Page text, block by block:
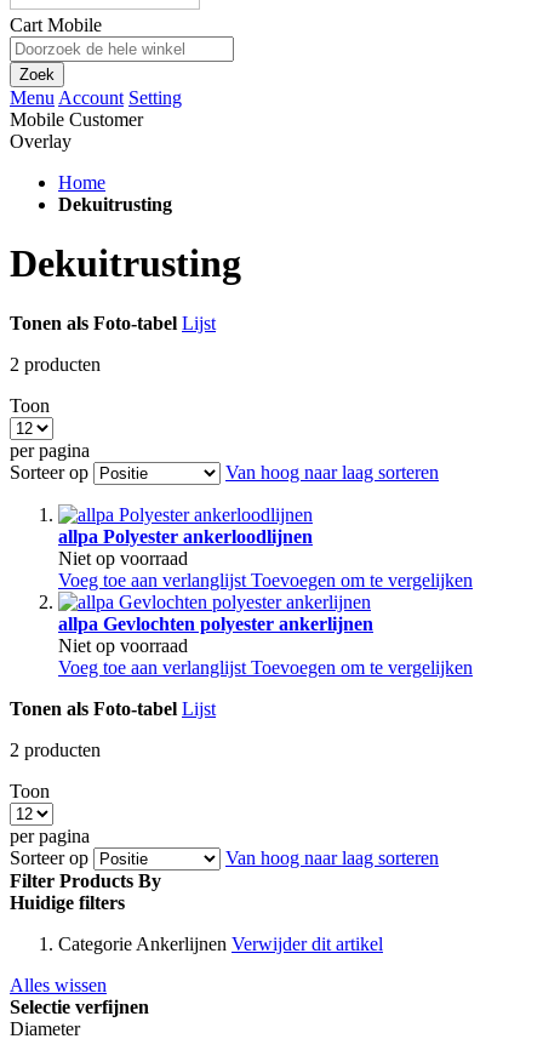
Cart Mobile
Zoek
Menu Account Setting
Mobile Customer
Overlay
Home
Dekuitrusting
Dekuitrusting
Tonen als Foto-tabel Lijst
2 producten
Toon
per pagina
Sorteer op
Van hoog naar laag sorteren
allpa Polyester ankerloodlijnen
Niet op voorraad
Voeg toe aan verlanglijst Toevoegen om te vergelijken
allpa Gevlochten polyester ankerlijnen
Niet op voorraad
Voeg toe aan verlanglijst Toevoegen om te vergelijken
Tonen als Foto-tabel Lijst
2 producten
Toon
per pagina
Sorteer op
Van hoog naar laag sorteren
Filter Products By
Huidige filters
Categorie Ankerlijnen Verwijder dit artikel
Alles wissen
Selectie verfijnen
Diameter